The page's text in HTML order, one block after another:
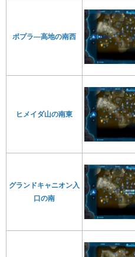
ポプラ―高地の南西
ヒメイダ山の南東
グランドキャニオン入
口の南